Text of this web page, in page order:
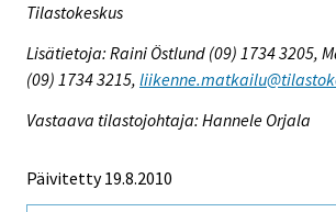
Tilastokeskus
Lisätietoja: Raini Östlund (09) 1734 3205,
(09) 1734 3215,
Vastaava tilastojohtaja: Hannele Orjala
Päivitetty 19.8.2010